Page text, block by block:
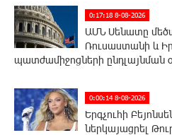
0:17:18 8-08-2026
ԱՄՆ Սենատը
Ռուսաստանի և
պատժամիջոցների ընդլայնման
0:00:14 8-08-2026
Երգչուհի
ներկայացրել